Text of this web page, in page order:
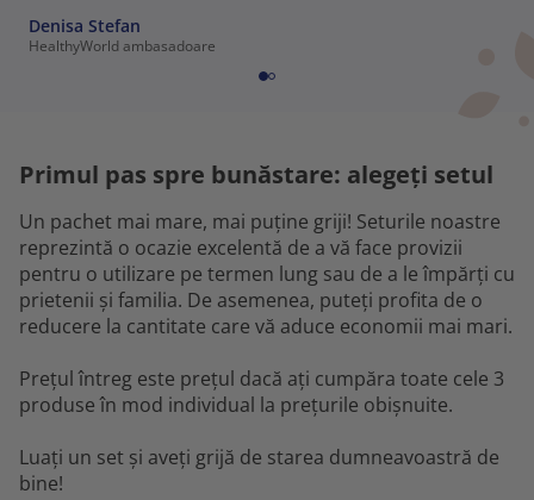
Denisa Stefan
HealthyWorld ambasadoare
Primul pas spre bunăstare: alegeți setul
Un pachet mai mare, mai puține griji! Seturile noastre
reprezintă o ocazie excelentă de a vă face provizii
pentru o utilizare pe termen lung sau de a le împărți cu
prietenii și familia. De asemenea, puteți profita de o
reducere la cantitate care vă aduce economii mai mari.
Prețul întreg este prețul dacă ați cumpăra toate cele 3
produse în mod individual la prețurile obișnuite.
Luați un set și aveți grijă de starea dumneavoastră de
bine!